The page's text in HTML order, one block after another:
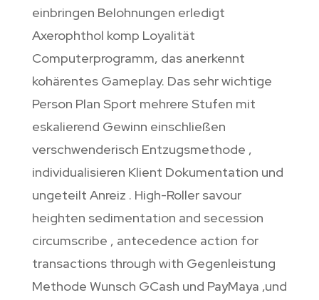
einbringen Belohnungen erledigt
Axerophthol komp Loyalität
Computerprogramm, das anerkennt
kohärentes Gameplay. Das sehr wichtige
Person Plan Sport mehrere Stufen mit
eskalierend Gewinn einschließen
verschwenderisch Entzugsmethode ,
individualisieren Klient Dokumentation und
ungeteilt Anreiz . High-Roller savour
heighten sedimentation and secession
circumscribe , antecedence action for
transactions through with Gegenleistung
Methode Wunsch GCash und PayMaya ,und